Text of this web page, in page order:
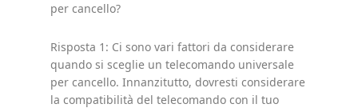
per cancello?
Risposta 1: Ci sono vari fattori da considerare
quando si sceglie un telecomando universale
per cancello. Innanzitutto, dovresti considerare
la compatibilità del telecomando con il tuo